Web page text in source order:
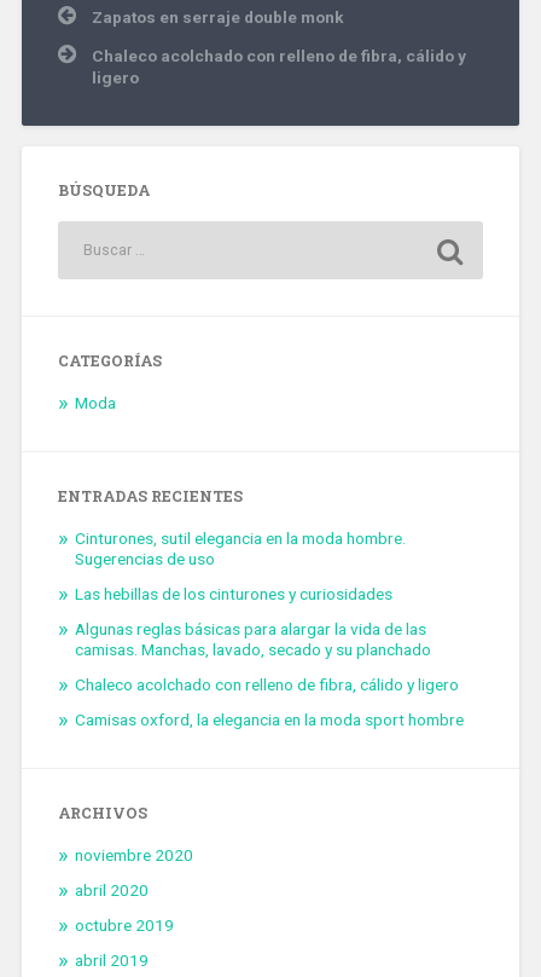
Navegación
entradas
Zapatos en serraje double monk
Chaleco acolchado con relleno de fibra, cálido y
ligero
BÚSQUEDA
CATEGORÍAS
Moda
ENTRADAS RECIENTES
Cinturones, sutil elegancia en la moda hombre.
Sugerencias de uso
Las hebillas de los cinturones y curiosidades
Algunas reglas básicas para alargar la vida de las
camisas. Manchas, lavado, secado y su planchado
Chaleco acolchado con relleno de fibra, cálido y ligero
Camisas oxford, la elegancia en la moda sport hombre
ARCHIVOS
noviembre 2020
abril 2020
octubre 2019
abril 2019